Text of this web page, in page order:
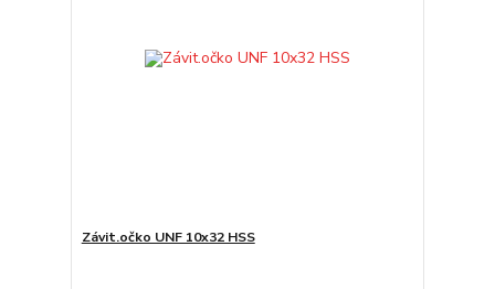
Závit.očko UNF 10x32 HSS